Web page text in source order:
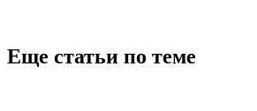
Еще статьи по теме